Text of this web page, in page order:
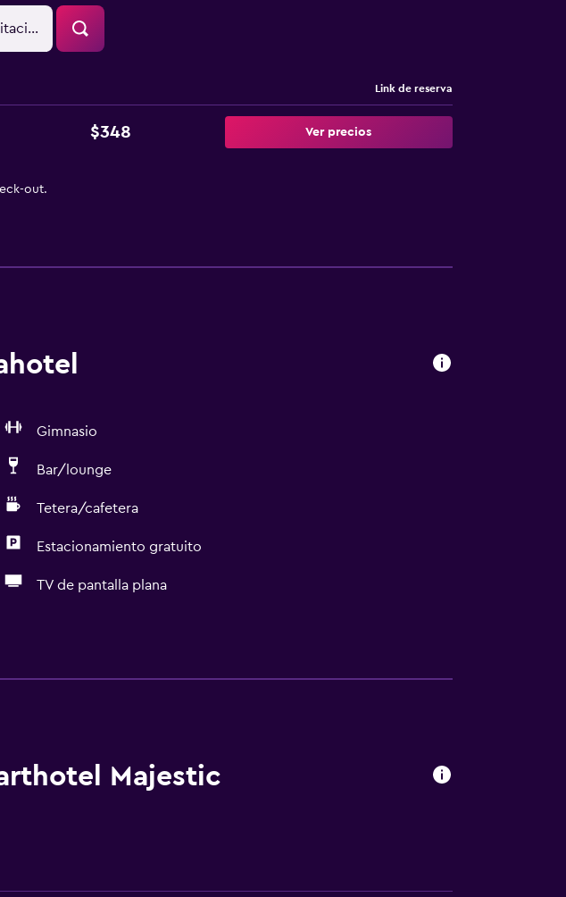
Link de reserva
$348 Ver precios
out.
Gimnasio
Bar/lounge
Tetera/cafetera
Estacionamiento gratuito
TV de pantalla plana
Bicicletas
Paseo en trineo
Majestic